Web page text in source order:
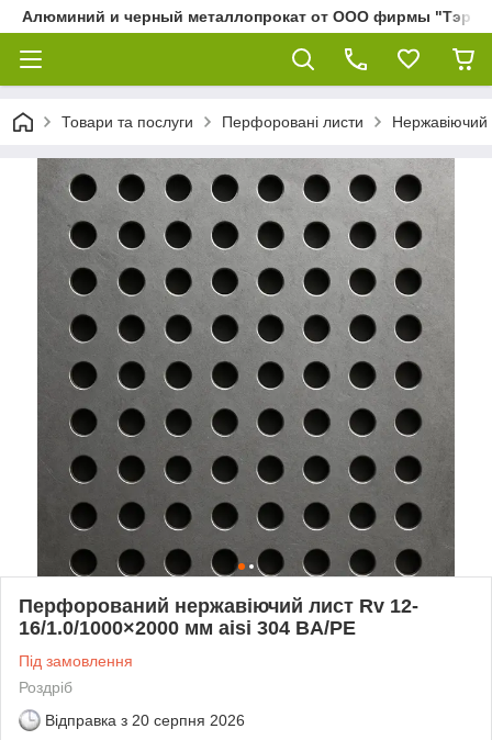
Алюминий и черный металлопрокат от ООО фирмы "Тэра"
Товари та послуги Перфоровані листи
Перфорований нержавіючий лист Rv 12-
16/1.0/1000×2000 мм aisi 304 BA/PE
Під замовлення
Роздріб
Відправка з 20 серпня 2026